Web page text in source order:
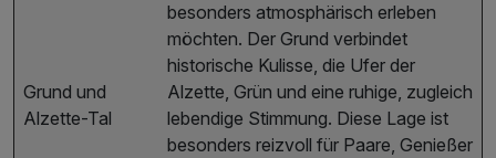
Grund und
Alzette-Tal
besonders atmosphärisch erleben
möchten. Der Grund verbindet
historische Kulisse, die Ufer der
Alzette, Grün und eine ruhige, zugleich
lebendige Stimmung. Diese Lage ist
besonders reizvoll für Paare, Genießer